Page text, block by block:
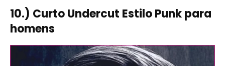
10.) Curto Undercut Estilo Punk para
homens